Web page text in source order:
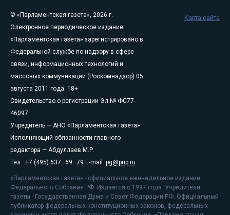
© «Парламентская газета», 2026 г.
Электронное периодическое издание
«Парламентская газета» зарегистрировано в
Федеральной службе по надзору в сфере
связи, информационных технологий и
массовых коммуникаций (Роскомнадзор) 05
августа 2011 года. 18+
Свидетельство о регистрации Эл № ФС77-
46097
Учредитель — АНО «Парламентская газета»
Исполняющий обязанности главного
редактора — Абдуллаев М.Р.
Тел.: +7 (495) 637–69–79 E-mail: pg@pnp.ru
«Парламентская газета» - официальное еженедельное издание
Федерального Собрания РФ. Издается с 1997 года. Учредители
газеты - Государственная Дума и Совет Федерации РФ. Официальный
публикатор федеральных конституционных законов, федеральных
Карта сайта